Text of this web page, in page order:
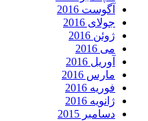
آگوست 2016
جولای 2016
ژوئن 2016
می 2016
آوریل 2016
مارس 2016
فوریه 2016
ژانویه 2016
دسامبر 2015